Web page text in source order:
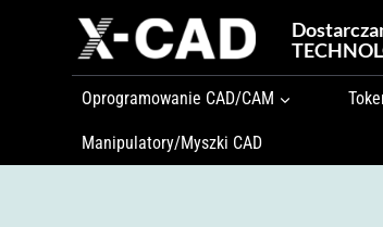
Oprogramowanie CAD/CAM
Manipulatory/Myszki CAD